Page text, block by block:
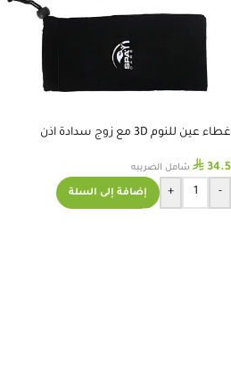
غطاء عين للنوم 3D مع زوج سدادة اذن
⃁ 34.5 شامل الضريبه
-
+ إضافة إلى السلة